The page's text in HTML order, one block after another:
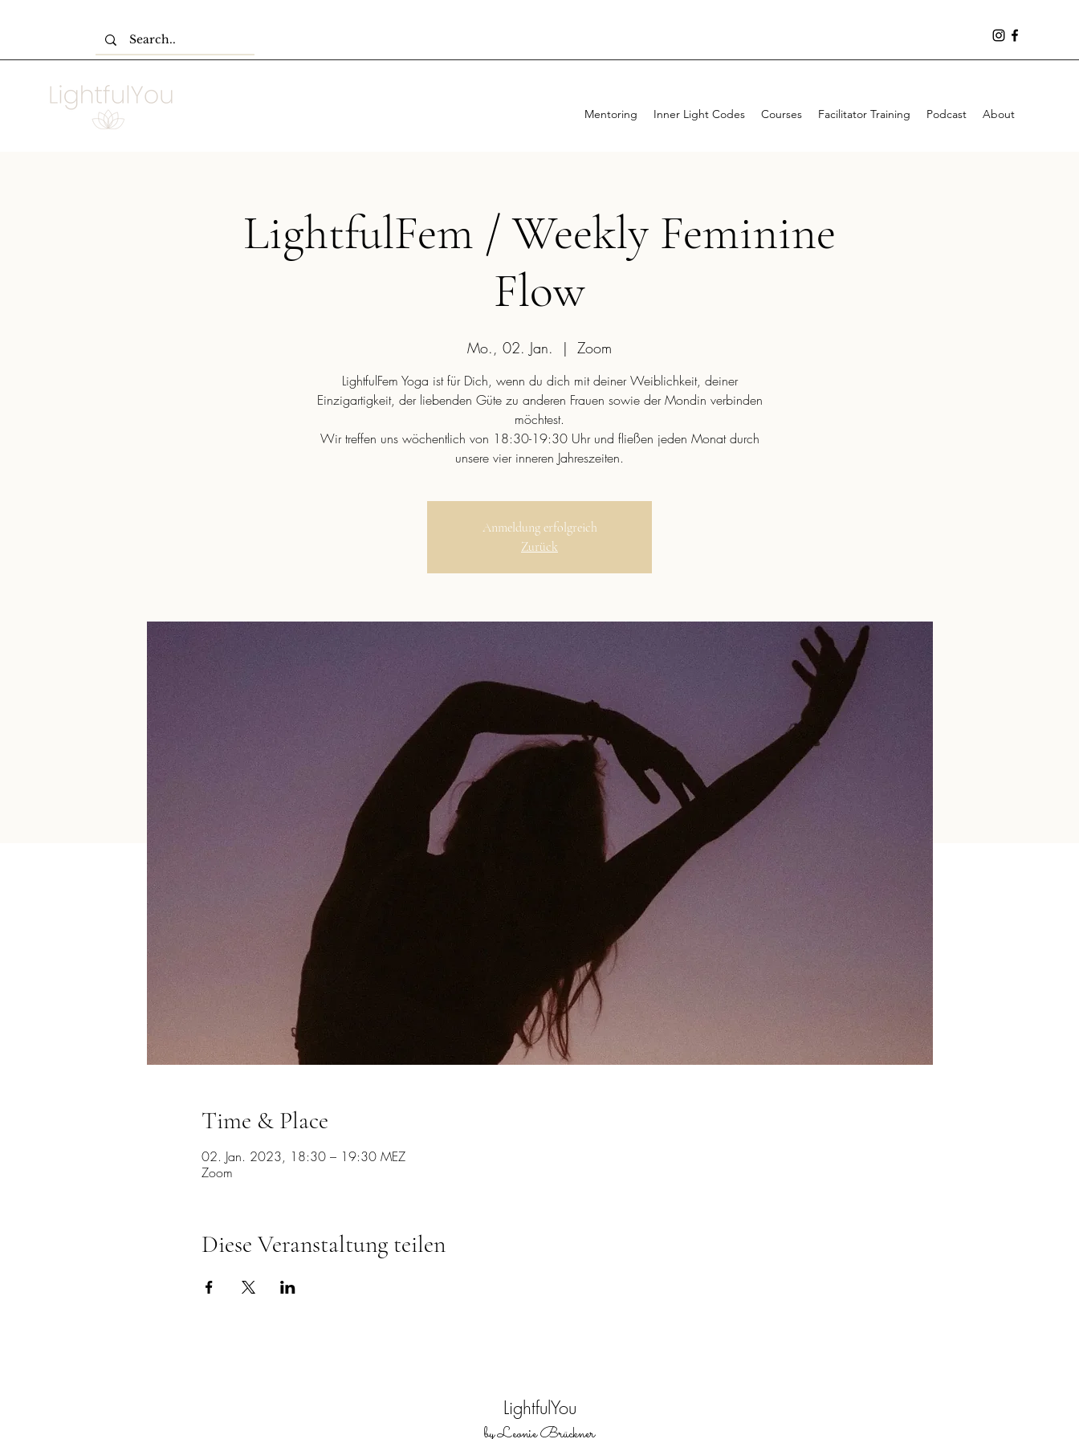
Mentoring Inner Light Codes Courses Facilitator Training Podcast About
LightfulFem / Weekly Feminine
Flow
Mo., 02. Jan.
  |
Zoom
LightfulFem Yoga ist für Dich, wenn du dich mit deiner Weiblichkeit, deiner
Einzigartigkeit, der liebenden Güte zu anderen Frauen sowie der Mondin verbinden
möchtest.
Wir treffen uns wöchentlich von 18:30-19:30 Uhr und fließen jeden Monat durch
unsere vier inneren Jahreszeiten.
Anmeldung erfolgreich
Zurück
Time & Place
02. Jan. 2023, 18:30 – 19:30 MEZ
Zoom
Diese Veranstaltung teilen
LightfulYou
by Leonie Brückner